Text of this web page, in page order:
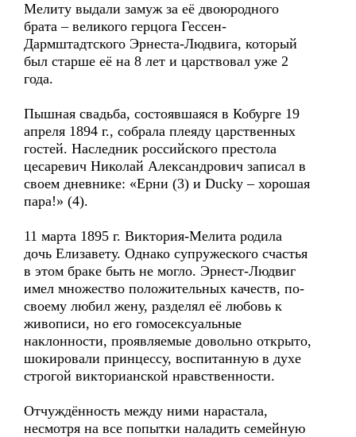
Мелиту выдали замуж за её двоюродного
брата – великого герцога Гессен-
Дармштадтского Эрнеста-Людвига, который
был старше её на 8 лет и царствовал уже 2
года.
Пышная свадьба, состоявшаяся в Кобурге 19
апреля 1894 г., собрала плеяду царственных
гостей. Наследник российского престола
цесаревич Николай Александрович записал в
своем дневнике: «Ерни (3) и Ducky – хорошая
пара!» (4).
11 марта 1895 г. Виктория-Мелита родила
дочь Елизавету. Однако супружеского счастья
в этом браке быть не могло. Эрнест-Людвиг
имел множество положительных качеств, по-
своему любил жену, разделял её любовь к
живописи, но его гомосексуальные
наклонности, проявляемые довольно открыто,
шокировали принцессу, воспитанную в духе
строгой викторианской нравственности.
Отчуждённость между ними нарастала,
несмотря на все попытки наладить семейную